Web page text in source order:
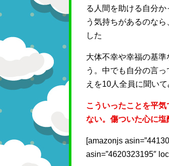
る人間を助ける自分
う気持ちがあるのな
した
大体不幸や幸福の基
う。中でも自分の言
えを10人全員に聞い
こういったことを平
ない。傷ついた心に塩
[amazonjs
asin=”4620323195″